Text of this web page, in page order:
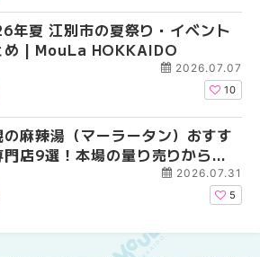
年夏 江別市の夏祭り・イベント
め | MouLa HOKKAIDO
2026.07.07
10
の麻辣湯（マーラータン）おすす
門店9選！本場の量り売りから最
まで徹底比較 | MouLa
2026.07.31
5
2026年夏 札幌市中央
ベントまとめ |
2026年夏 恵庭市・千
イベントまとめ |
【新千歳空港】新カー
業。「SUPER
ーパーラウンジアネッ
介！！ | MouLa
2026年夏 札幌市南区
ントまとめ | MouLa